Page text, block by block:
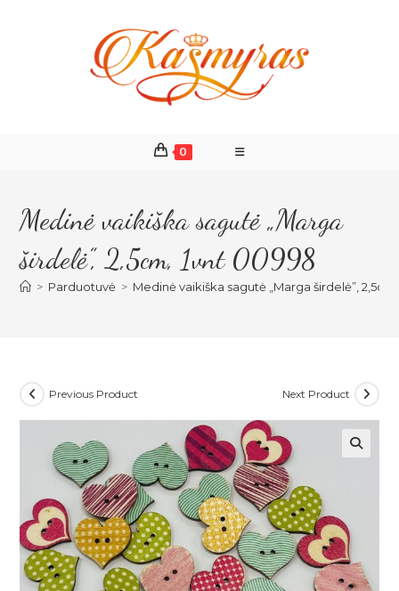
0
Medinė vaikiška sagutė „Marga
širdelė”, 2,5cm, 1vnt 00998
> Parduotuvė > Medinė vaikiška sagutė „Marga širdelė”,
Previous Product Next Product